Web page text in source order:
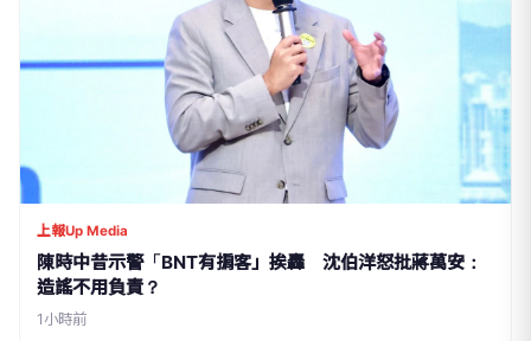
上報Up Media
陳時中昔示警「BNT有掮客」挨轟 沈伯洋怒批蔣萬安：
造謠不用負責？
1小時前